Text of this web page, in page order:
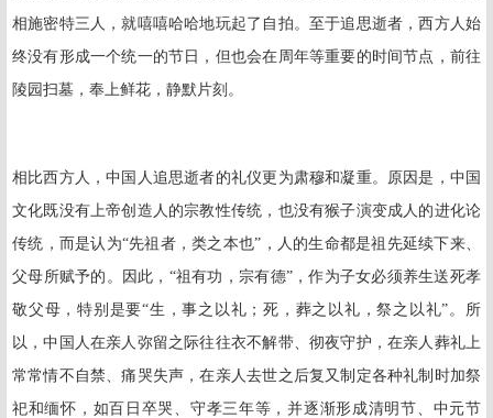
相施密特三人，就嘻嘻哈哈地玩起了自拍。至于追思逝者，西方人始
终没有形成一个统一的节日，但也会在周年等重要的时间节点，前往
陵园扫墓，奉上鲜花，静默片刻。
相比西方人，中国人追思逝者的礼仪更为肃穆和凝重。原因是，中国
文化既没有上帝创造人的宗教性传统，也没有猴子演变成人的进化论
传统，而是认为“先祖者，类之本也”，人的生命都是祖先延续下来、
父母所赋予的。因此，“祖有功，宗有德”，作为子女必须养生送死孝
敬父母，特别是要“生，事之以礼；死，葬之以礼，祭之以礼”。所
以，中国人在亲人弥留之际往往衣不解带、彻夜守护，在亲人葬礼上
常常情不自禁、痛哭失声，在亲人去世之后复又制定各种礼制时加祭
祀和缅怀，如百日卒哭、守孝三年等，并逐渐形成清明节、中元节